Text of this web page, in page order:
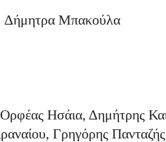
Δήμητρα Μπακούλα
Ησάια, Δημήτρης
Γρηγόρης